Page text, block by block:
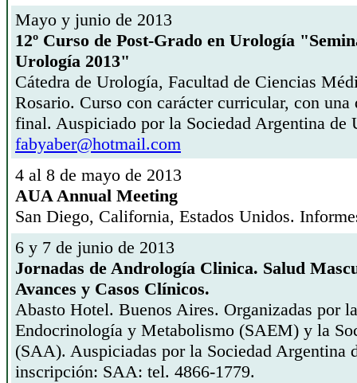
Mayo y junio de 2013
12º Curso de Post-Grado en Urología
Urología 2013"
Cátedra de Urología, Facultad de Ciencias
Rosario. Curso con carácter curricular, con
final. Auspiciado por la Sociedad Argentina
fabyaber@hotmail.com
4 al 8 de mayo de 2013
AUA Annual Meeting
San Diego, California, Estados Unidos.
6 y 7 de junio de 2013
Jornadas de Andrología Clinica. Salud
Avances y Casos Clínicos.
Abasto Hotel. Buenos Aires. Organizadas por
Endocrinología y Metabolismo (SAEM) y la
(SAA). Auspiciadas por la Sociedad Argentina
inscripción: SAA: tel. 4866-1779.